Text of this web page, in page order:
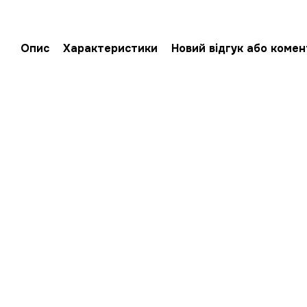
Опис Характеристики Новий відгук або